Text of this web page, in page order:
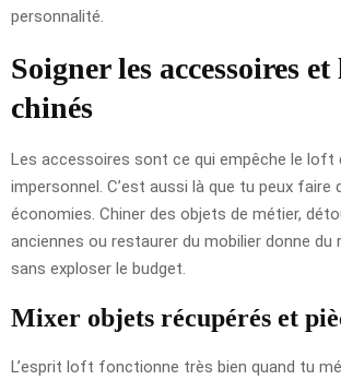
personnalité.
Soigner les accessoires
chinés
Les accessoires sont ce qui empêche le loft
impersonnel. C’est aussi là que tu peux faire
économies. Chiner des objets de métier,
anciennes ou restaurer du mobilier donne du
sans exploser le budget.
Mixer objets récupérés et
L’esprit loft fonctionne très bien quand tu